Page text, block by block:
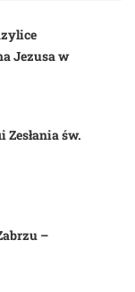
Jezusa w
św.
–